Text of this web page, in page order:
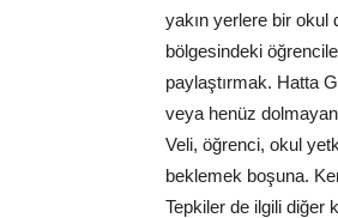
yakın yerlere bir okul
bölgesindeki
paylaştırmak. Hatta
veya henüz
Veli, öğrenci, okul
beklemek boşuna.
Tepkiler de ilgili diğer